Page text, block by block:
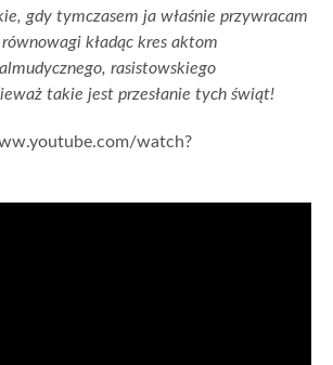
gdy tymczasem ja właśnie przywracam
kładąc kres aktom
rasistowskiego
takie jest przesłanie tych świąt!
watch?